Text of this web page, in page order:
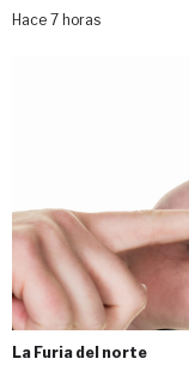
Hace 7 horas
La Furia del norte